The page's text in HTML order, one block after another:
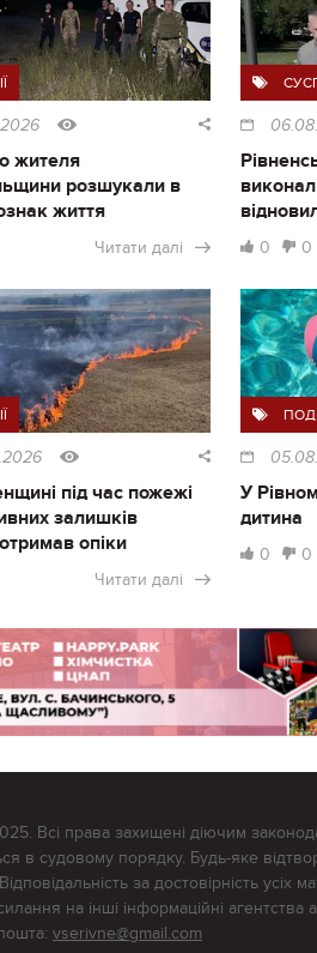
жителя
розшукали в
життя
Читати далі 0 0
під час пожежі
залишків
опіки
Читати далі
У
дитина
0 0
Всі права захищені діючим
в судовому порядку. Будь-яке
за достовірність усіх
на інші інформаційні
vserivne@gmail.com